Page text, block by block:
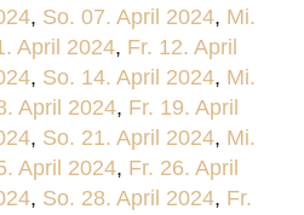
, So. 07. April 2024, Mi.
April 2024, Fr. 12. April
, So. 14. April 2024, Mi.
April 2024, Fr. 19. April
, So. 21. April 2024, Mi.
April 2024, Fr. 26. April
, So. 28. April 2024, Fr.